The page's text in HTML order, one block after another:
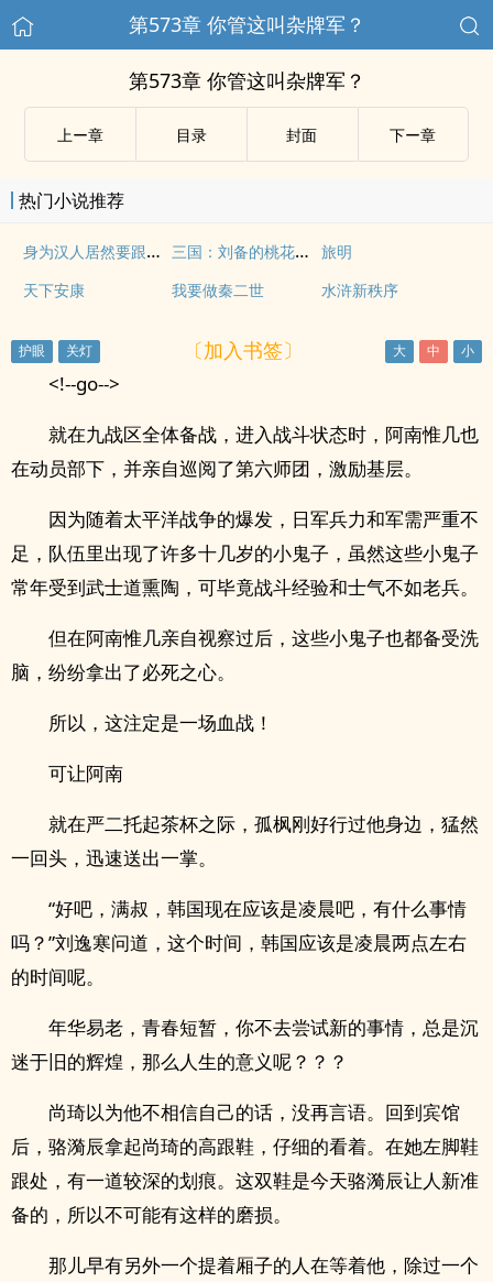
第573章 你管这叫杂牌军？
第573章 你管这叫杂牌军？
上ー章 目录 封面 下ー章
热门小说推荐
身为汉人居然要跟着蒙古西征 三国：刘备的桃花军师
旅明
天下安康
我要做秦二世 水浒新秩序
〔加入书签〕
<!--go-->
就在九战区全体备战，进入战斗状态时，阿南惟几也
在动员部下，并亲自巡阅了第六师团，激励基层。
因为随着太平洋战争的爆发，日军兵力和军需严重不
足，队伍里出现了许多十几岁的小鬼子，虽然这些小鬼子
常年受到武士道熏陶，可毕竟战斗经验和士气不如老兵。
但在阿南惟几亲自视察过后，这些小鬼子也都备受洗
脑，纷纷拿出了必死之心。
所以，这注定是一场血战！
可让阿南
就在严二托起茶杯之际，孤枫刚好行过他身边，猛然
一回头，迅速送出一掌。
“好吧，满叔，韩国现在应该是凌晨吧，有什么事情
吗？”刘逸寒问道，这个时间，韩国应该是凌晨两点左右
的时间呢。
年华易老，青春短暂，你不去尝试新的事情，总是沉
迷于旧的辉煌，那么人生的意义呢？？？
尚琦以为他不相信自己的话，没再言语。回到宾馆
后，骆漪辰拿起尚琦的高跟鞋，仔细的看着。在她左脚鞋
跟处，有一道较深的划痕。这双鞋是今天骆漪辰让人新准
备的，所以不可能有这样的磨损。
那儿早有另外一个提着厢子的人在等着他，除过一个